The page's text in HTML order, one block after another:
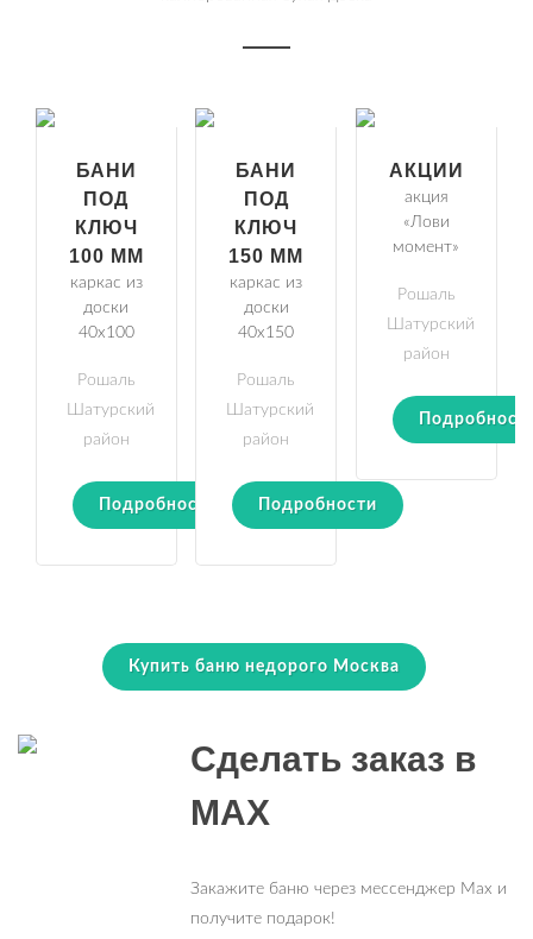
БАНИ
ПОД
КЛЮЧ
100 ММ
каркас из
доски
40х100
Рошаль
Шатурский
район
Подробности
БАНИ
ПОД
КЛЮЧ
150 ММ
каркас из
доски
40х150
Рошаль
Шатурский
район
Подробности
АКЦИИ
акция
«Лови
момент»
Рошаль
Шатурский
район
Купить баню недорого Москва
Сделать заказ в
MAX
Закажите баню через мессенджер Max и
получите подарок!